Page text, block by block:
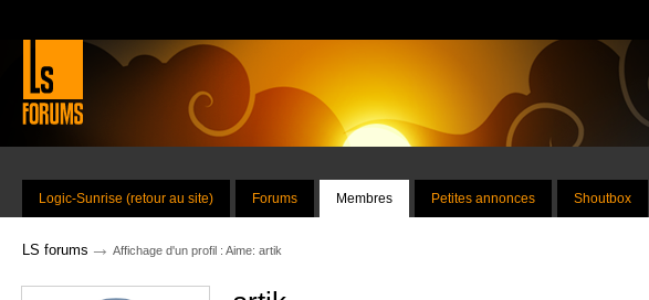
Logic-Sunrise (retour au site) Forums Membres Petites annonces Shoutbox
LS forums → Affichage d'un profil : Aime: artik